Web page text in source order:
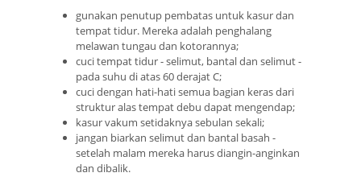
gunakan penutup pembatas untuk kasur dan
tempat tidur. Mereka adalah penghalang
melawan tungau dan kotorannya;
cuci tempat tidur - selimut, bantal dan selimut -
pada suhu di atas 60 derajat C;
cuci dengan hati-hati semua bagian keras dari
struktur alas tempat debu dapat mengendap;
kasur vakum setidaknya sebulan sekali;
jangan biarkan selimut dan bantal basah -
setelah malam mereka harus diangin-anginkan
dan dibalik.